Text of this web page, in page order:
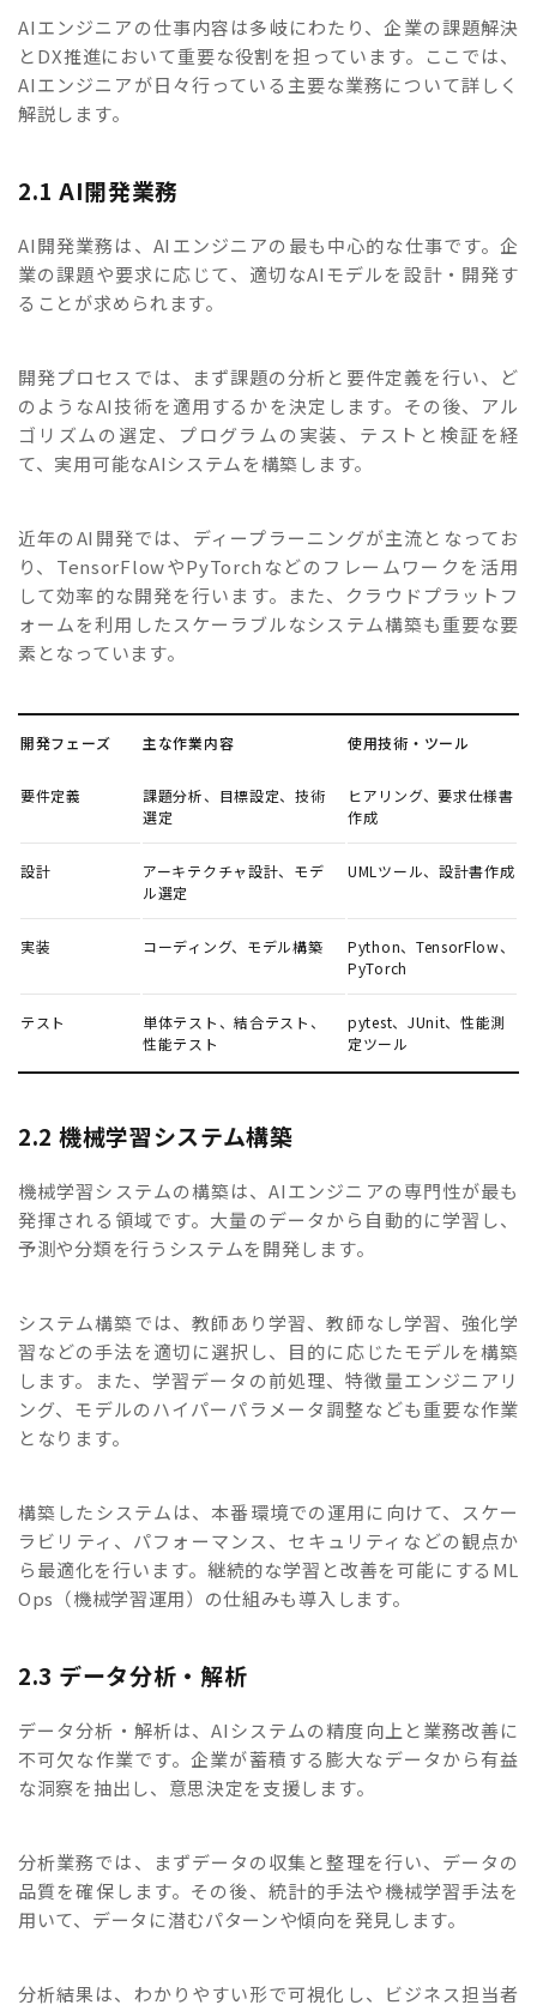
AIエンジニアの仕事内容は多岐にわたり、企業の課題解決
とDX推進において重要な役割を担っています。ここでは、
AIエンジニアが日々行っている主要な業務について詳しく
解説します。
2.1 AI開発業務
AI開発業務は、AIエンジニアの最も中心的な仕事です。企
業の課題や要求に応じて、適切なAIモデルを設計・開発す
ることが求められます。
開発プロセスでは、まず課題の分析と要件定義を行い、ど
のようなAI技術を適用するかを決定します。その後、アル
ゴリズムの選定、プログラムの実装、テストと検証を経
て、実用可能なAIシステムを構築します。
近年のAI開発では、ディープラーニングが主流となってお
り、TensorFlowやPyTorchなどのフレームワークを活用
して効率的な開発を行います。また、クラウドプラットフ
ォームを利用したスケーラブルなシステム構築も重要な要
素となっています。
開発フェーズ 主な作業内容 使用技術・ツール
要件定義
課題分析、目標設定、技術
選定
ヒアリング、要求仕様書
作成
設計
アーキテクチャ設計、モデ
ル選定
UMLツール、設計書作成
実装 コーディング、モデル構築
Python、TensorFlow、
PyTorch
テスト
単体テスト、結合テスト、
性能テスト
pytest、JUnit、性能測
定ツール
2.2 機械学習システム構築
機械学習システムの構築は、AIエンジニアの専門性が最も
発揮される領域です。大量のデータから自動的に学習し、
予測や分類を行うシステムを開発します。
システム構築では、教師あり学習、教師なし学習、強化学
習などの手法を適切に選択し、目的に応じたモデルを構築
します。また、学習データの前処理、特徴量エンジニアリ
ング、モデルのハイパーパラメータ調整なども重要な作業
となります。
構築したシステムは、本番環境での運用に向けて、スケー
ラビリティ、パフォーマンス、セキュリティなどの観点か
ら最適化を行います。継続的な学習と改善を可能にするML
Ops（機械学習運用）の仕組みも導入します。
2.3 データ分析・解析
データ分析・解析は、AIシステムの精度向上と業務改善に
不可欠な作業です。企業が蓄積する膨大なデータから有益
な洞察を抽出し、意思決定を支援します。
分析業務では、まずデータの収集と整理を行い、データの
品質を確保します。その後、統計的手法や機械学習手法を
用いて、データに潜むパターンや傾向を発見します。
分析結果は、わかりやすい形で可視化し、ビジネス担当者